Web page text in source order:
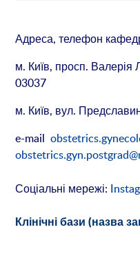
Адреса, телефон
м. Київ, просп. Валерія
03037
м. Київ, вул.
e-mail
Соціальні мережі:
Клінічні бази (назва